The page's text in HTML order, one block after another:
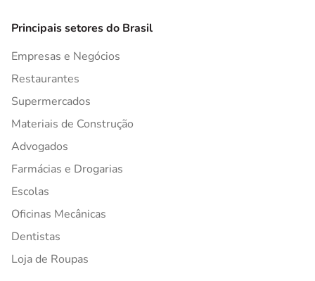
Principais setores do Brasil
Empresas e Negócios
Restaurantes
Supermercados
Materiais de Construção
Advogados
Farmácias e Drogarias
Escolas
Oficinas Mecânicas
Dentistas
Loja de Roupas